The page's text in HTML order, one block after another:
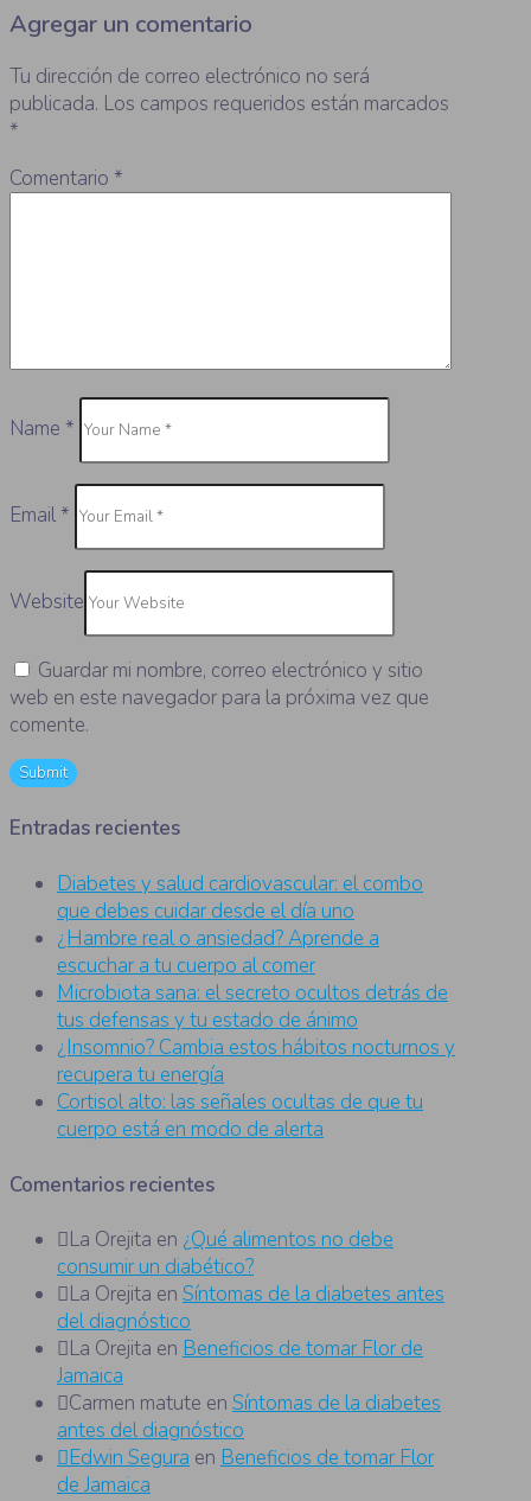
Agregar un comentario
Tu dirección de correo electrónico no será
publicada. Los campos requeridos están marcados
*
Comentario *
Name *
Email*
Website
Guardar mi nombre, correo electrónico y sitio
web en este navegador para la próxima vez que
comente.
Entradas recientes
Diabetes y salud cardiovascular: el combo
que debes cuidar desde el día uno
¿Hambre real o ansiedad? Aprende a
escuchar a tu cuerpo al comer
Microbiota sana: el secreto ocultos detrás de
tus defensas y tu estado de ánimo
¿Insomnio? Cambia estos hábitos nocturnos y
recupera tu energía
Cortisol alto: las señales ocultas de que tu
cuerpo está en modo de alerta
Comentarios recientes
La Orejita en ¿Qué alimentos no debe
consumir un diabético?
La Orejita en Síntomas de la diabetes antes
del diagnóstico
La Orejita en Beneficios de tomar Flor de
Jamaica
Carmen matute en Síntomas de la diabetes
antes del diagnóstico
Edwin Segura en Beneficios de tomar Flor
de Jamaica